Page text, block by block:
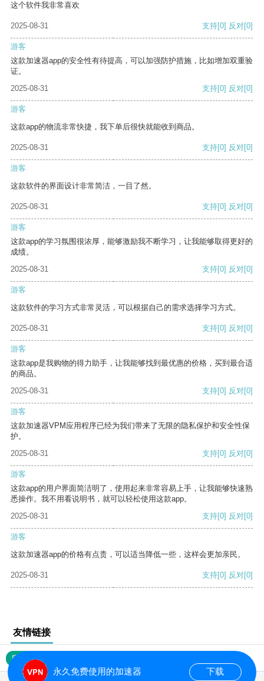
这个软件我非常喜欢
2025-08-31 支持[0] 反对[0]
游客
这款加速器app的安全性有待提高，可以加强防护措施，比如增加双重验
证。
2025-08-31
支持[0] 反对[0]
游客
这款app的物流非常快捷，我下单后很快就能收到商品。
2025-08-31 支持[0] 反对[0]
游客
这款软件的界面设计非常简洁，一目了然。
2025-08-31 支持[0] 反对[0]
游客
这款app的学习氛围很浓厚，能够激励我不断学习，让我能够取得更好的
成绩。
2025-08-31
支持[0] 反对[0]
游客
这款软件的学习方式非常灵活，可以根据自己的需求选择学习方式。
2025-08-31 支持[0] 反对[0]
游客
这款app是我购物的得力助手，让我能够找到最优惠的价格，买到最合适
的商品。
2025-08-31
支持[0] 反对[0]
游客
这款加速器VPM应用程序已经为我们带来了无限的隐私保护和安全性保
护。
2025-08-31
支持[0] 反对[0]
游客
这款app的用户界面简洁明了，使用起来非常容易上手，让我能够快速熟
悉操作。我不用看说明书，就可以轻松使用这款app。
2025-08-31
支持[0] 反对[0]
游客
这款加速器app的价格有点贵，可以适当降低一些，这样会更加亲民。
2025-08-31 支持[0] 反对[0]
友情链接
网站地图
永久免费使用的加速器 下载